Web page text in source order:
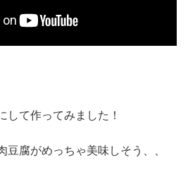
して作ってみました！
豆腐がめっちゃ美味しそう、、